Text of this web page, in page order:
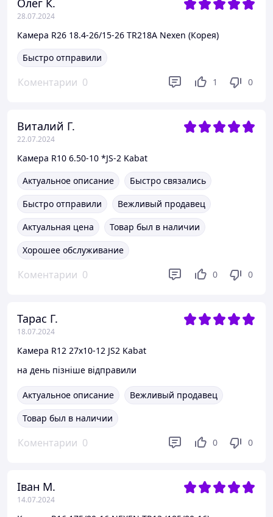
Олег К.
28.07.2024
Камера R26 18.4-26/15-26 TR218A Nexen (Корея)
Быстро отправили
Коментарии 0 1 0
Виталий Г.
22.07.2024
Камера R10 6.50-10 *JS-2 Kabat
Актуальное описание
Быстро связались
Быстро отправили
Вежливый продавец
Актуальная цена
Товар был в наличии
Хорошее обслуживание
Коментарии 0 0 0
Тарас Г.
18.07.2024
Камера R12 27x10-12 JS2 Kabat
на день пізніше відправили
Актуальное описание
Вежливый продавец
Товар был в наличии
Коментарии 0 0 0
Іван М.
14.07.2024